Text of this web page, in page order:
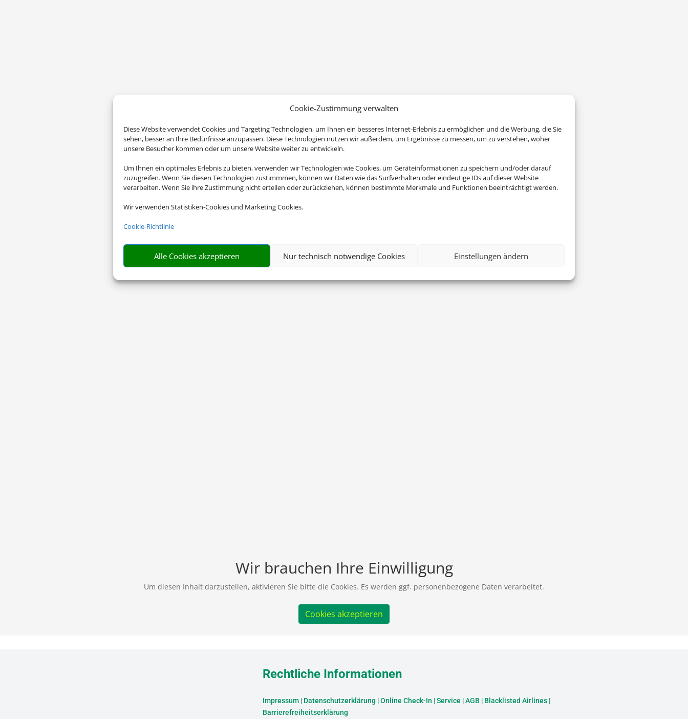
Cookie-Zustimmung verwalten
Diese Website verwendet Cookies und Targeting Technologien, um Ihnen ein besseres Internet-Erlebnis zu ermöglichen und die Werbung, die Sie
sehen, besser an Ihre Bedürfnisse anzupassen. Diese Technologien nutzen wir außerdem, um Ergebnisse zu messen, um zu verstehen, woher
unsere Besucher kommen oder um unsere Website weiter zu entwickeln.
Um Ihnen ein optimales Erlebnis zu bieten, verwenden wir Technologien wie Cookies, um Geräteinformationen zu speichern und/oder darauf
zuzugreifen. Wenn Sie diesen Technologien zustimmmen, können wir Daten wie das Surfverhalten oder eindeutige IDs auf dieser Website
verarbeiten. Wenn Sie ihre Zustimmung nicht erteilen oder zurückziehen, können bestimmte Merkmale und Funktionen beeinträchtigt werden.
Wir verwenden Statistiken-Cookies und Marketing Cookies.
Cookie-Richtlinie
Alle Cookies akzeptieren Nur technisch notwendige Cookies Einstellungen ändern
Wir brauchen Ihre Einwilligung
Um diesen Inhalt darzustellen, aktivieren Sie bitte die Cookies. Es werden ggf. personenbezogene Daten verarbeitet.
Cookies akzeptieren
Rechtliche Informationen
Impressum| Datenschutzerklärung |Online Check-In |Service |AGB | Blacklisted Airlines|
Barrierefreiheitserklärung